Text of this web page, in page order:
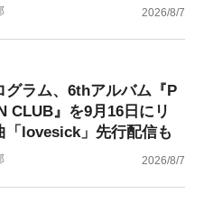
2026/8/7
グラム、6thアルバム『P
CLUB』を9月16日にリ
「lovesick」先行配信も
2026/8/7